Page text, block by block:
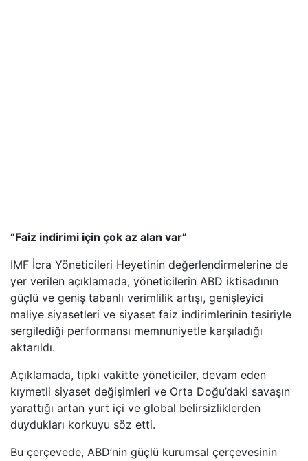
“Faiz indirimi için çok az alan var”
IMF İcra Yöneticileri Heyetinin değerlendirmelerine de
yer verilen açıklamada, yöneticilerin ABD iktisadının
güçlü ve geniş tabanlı verimlilik artışı, genişleyici
maliye siyasetleri ve siyaset faiz indirimlerinin tesiriyle
sergilediği performansı memnuniyetle karşıladığı
aktarıldı.
Açıklamada, tıpkı vakitte yöneticiler, devam eden
kıymetli siyaset değişimleri ve Orta Doğu’daki savaşın
yarattığı artan yurt içi ve global belirsizliklerden
duydukları korkuyu söz etti.
Bu çerçevede, ABD’nin güçlü kurumsal çerçevesinin